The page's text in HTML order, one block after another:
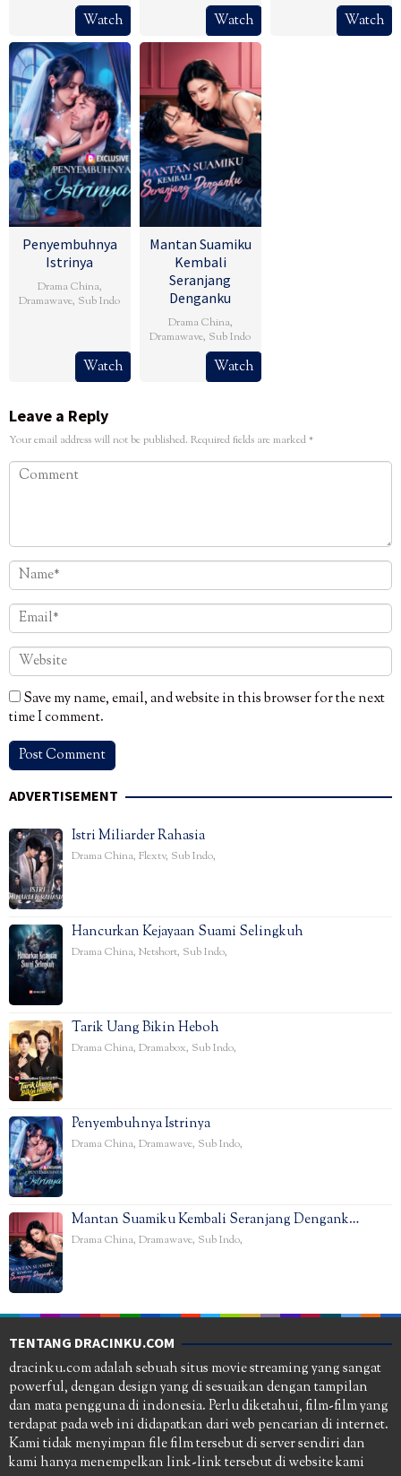
Watch Watch Watch
Penyembuhnya
Istrinya
Drama China,
Dramawave, Sub Indo
Watch
Mantan Suamiku
Kembali
Seranjang
Denganku
Drama China,
Dramawave, Sub Indo
Watch
Leave a Reply
Your email address will not be published. Required fields are marked*
Save my name, email, and website in this browser for the next
time I comment.
ADVERTISEMENT
Istri Miliarder Rahasia
Drama China, Flextv, Sub Indo,
Hancurkan Kejayaan Suami Selingkuh
Drama China, Netshort, Sub Indo,
Tarik Uang Bikin Heboh
Drama China, Dramabox, Sub Indo,
Penyembuhnya Istrinya
Drama China, Dramawave, Sub Indo,
Mantan Suamiku Kembali Seranjang Dengank…
Drama China, Dramawave, Sub Indo,
TENTANG DRACINKU.COM
dracinku.com adalah sebuah situs movie streaming yang sangat
powerful, dengan design yang di sesuaikan dengan tampilan
dan mata pengguna di indonesia. Perlu diketahui, film-film yang
terdapat pada web ini didapatkan dari web pencarian di internet.
Kami tidak menyimpan file film tersebut di server sendiri dan
kami hanya menempelkan link-link tersebut di website kami